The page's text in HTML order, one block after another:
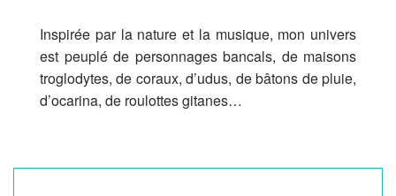
Inspirée par la nature et la musique, mon univers
est peuplé de personnages bancals, de maisons
troglodytes, de coraux, d’udus, de bâtons de pluie,
d’ocarina, de roulottes gitanes…